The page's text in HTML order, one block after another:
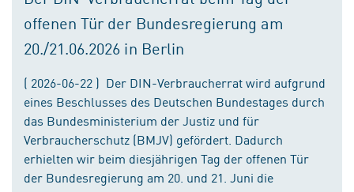
offenen Tür der Bundesregierung am
20./21.06.2026 in Berlin
( 2026-06-22 ) Der DIN-Verbraucherrat wird aufgrund
eines Beschlusses des Deutschen Bundestages durch
das Bundesministerium der Justiz und für
Verbraucherschutz (BMJV) gefördert. Dadurch
erhielten wir beim diesjährigen Tag der offenen Tür
der Bundesregierung am 20. und 21. Juni die